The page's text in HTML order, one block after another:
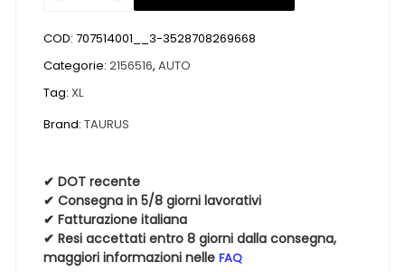
TAURUS
ALL
SEASON
XL
65
16
102V
4
Stagioni
COD:707514001__3-3528708269668
Categorie:2156516,AUTO
Tag:XL
Brand:TAURUS
✔ DOT recente
✔ Consegna in 5/8 giorni lavorativi
✔ Fatturazione italiana
✔ Resi accettati entro 8 giorni dalla consegna,
maggiori informazioni nelleFAQ